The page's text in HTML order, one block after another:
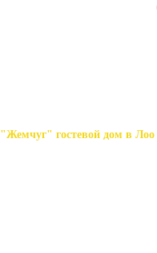
"Жемчуг" гостевой дом в Лоо